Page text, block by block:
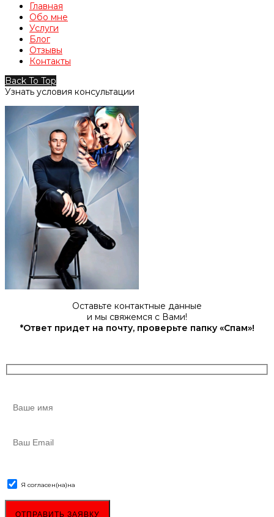
Главная
Обо мне
Услуги
Блог
Отзывы
Контакты
Back To Top
Узнать условия консультации
Оставьте контактные данные
и мы свяжемся с Вами!
*Ответ придет на почту, проверьте папку «Спам»!
Я согласен(на)на